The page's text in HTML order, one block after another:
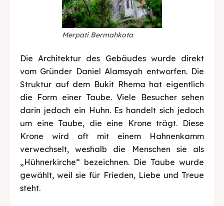
Merpati Bermahkota
Die Architektur des Gebäudes wurde direkt
vom Gründer Daniel Alamsyah entworfen. Die
Struktur auf dem Bukit Rhema hat eigentlich
die Form einer Taube. Viele Besucher sehen
darin jedoch ein Huhn. Es handelt sich jedoch
um eine Taube, die eine Krone trägt. Diese
Krone wird oft mit einem Hahnenkamm
verwechselt, weshalb die Menschen sie als
„Hühnerkirche“ bezeichnen. Die Taube wurde
gewählt, weil sie für Frieden, Liebe und Treue
steht.